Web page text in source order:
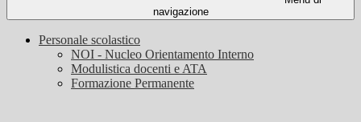
navigazione
Personale scolastico
NOI - Nucleo Orientamento Interno
Modulistica docenti e ATA
Formazione Permanente